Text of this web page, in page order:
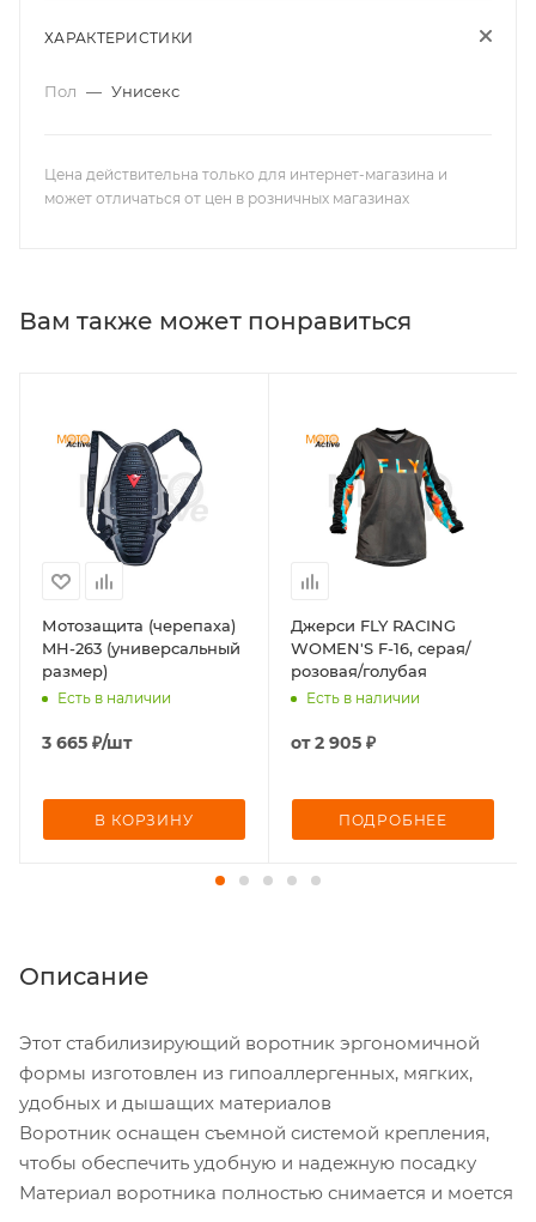
ХАРАКТЕРИСТИКИ
Пол — Унисекс
Цена действительна только для интернет-магазина и
может отличаться от цен в розничных магазинах
Вам также может понравиться
Мотозащита (черепаха)
MH-263 (универсальный
размер)
Есть в наличии
3 665 ₽/шт
В КОРЗИНУ
Джерси FLY RACING
WOMEN'S F-16, серая/
розовая/голубая
Есть в наличии
от2 905 ₽
ПОДРОБНЕЕ
Описание
Этот стабилизирующий воротник эргономичной
формы изготовлен из гипоаллергенных, мягких,
удобных и дышащих материалов
Воротник оснащен съемной системой крепления,
чтобы обеспечить удобную и надежную посадку
Материал воротника полностью снимается и моется